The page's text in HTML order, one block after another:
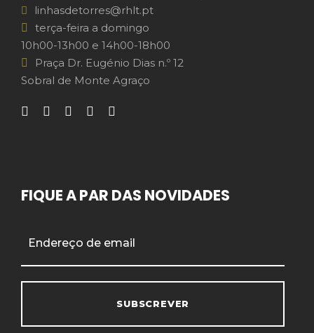
linhasdetorres@rhlt.pt
terça-feira a domingo
10h00-13h00 e 14h00-18h00
Praça Dr. Eugénio Dias n.º 12
Sobral de Monte Agraço
FIQUE A PAR DAS NOVIDADES